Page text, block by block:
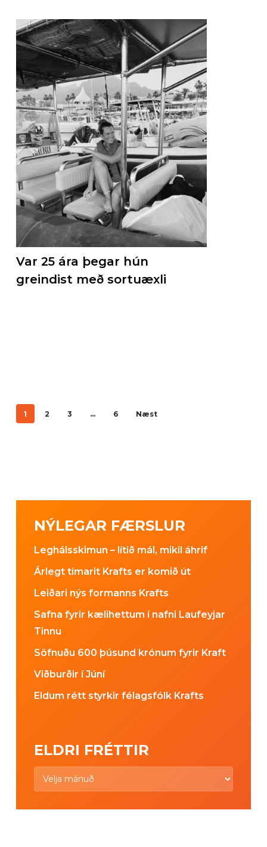
Var 25 ára þegar hún
greindist með sortuæxli
1 2 3 … 6 Næst
NÝLEGAR FÆRSLUR
Leghálsskimun – lítið mál, mikil áhrif
Árlegt tímarit Krafts er komið út
Leiðari nýs formanns Krafts
Safna fyrir kælihettum í nafni Laufeyjar
Tinnu
Söfnuðu 600 þúsund krónum fyrir Kraft
Viðburðir í Júní
Eldum rétt styrkir félagsfólk Krafts
ELDRI FRÉTTIR
Eldri
fréttir